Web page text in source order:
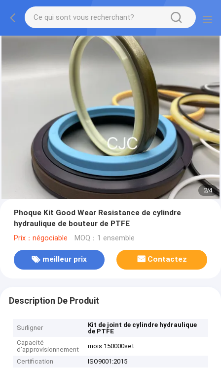
2/4
Phoque Kit Good Wear Resistance de cylindre
hydraulique de bouteur de PTFE
Prix：négociable MOQ：1 ensemble
meilleur prix Contactez
Description De Produit
Surligner
Kit de joint de cylindre hydraulique
de PTFE
Capacité
d'approvisionnement
mois 150000set
Certification
ISO9001:2015